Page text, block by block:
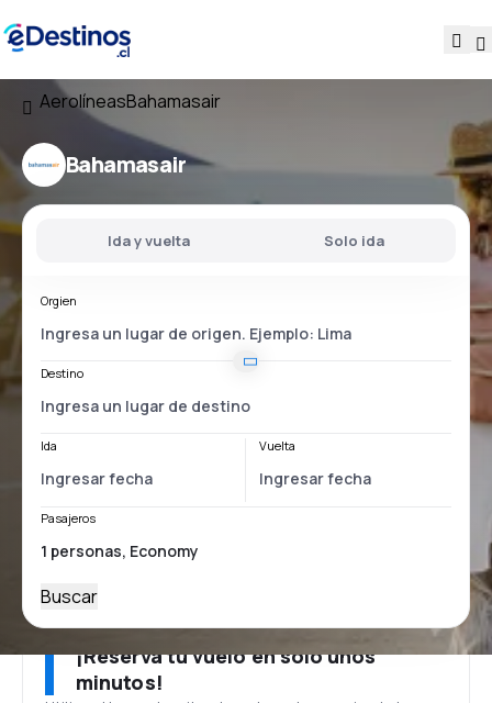
AerolíneasBahamasair
Bahamasair
Ida y vuelta Solo ida
Orgien
Destino
Ida Vuelta
Pasajeros
Buscar
¡Reserva tu vuelo en solo unos
minutos!